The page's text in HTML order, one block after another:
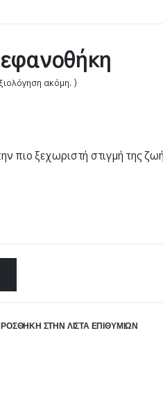
ακόμη. )
πιο ξεχωριστή στιγμή της
ΣΤΗΝ ΛΊΣΤΑ ΕΠΙΘΥΜΙΏΝ